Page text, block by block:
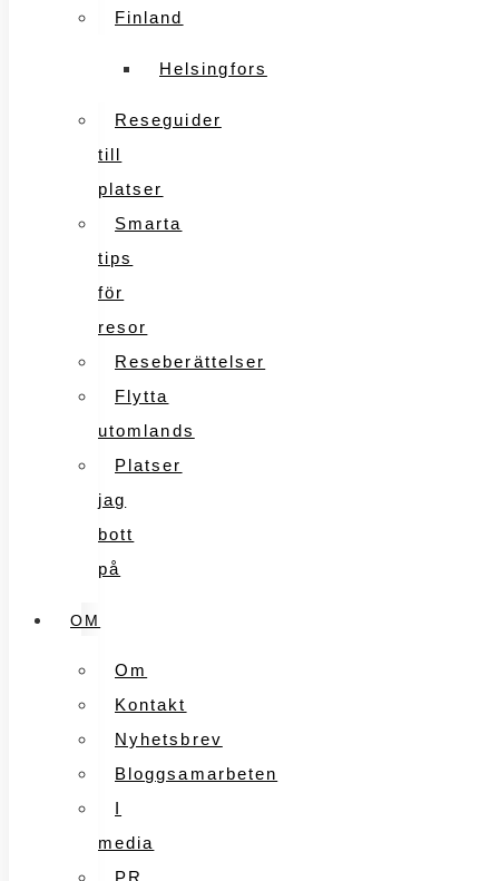
Finland
Helsingfors
Reseguider
till
platser
Smarta
tips
för
resor
Reseberättelser
Flytta
utomlands
Platser
jag
bott
på
OM
Om
Kontakt
Nyhetsbrev
Bloggsamarbeten
I
media
PR